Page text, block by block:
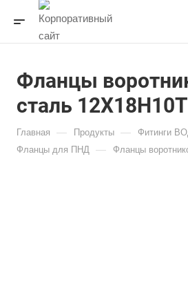
Фланцы
сталь 12Х18Н10Т
Главная — Продукты — Фитинги
Фланцы для ПНД — Фланцы